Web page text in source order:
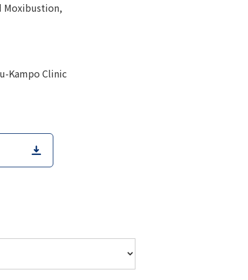
Moxibustion,
Kampo Clinic